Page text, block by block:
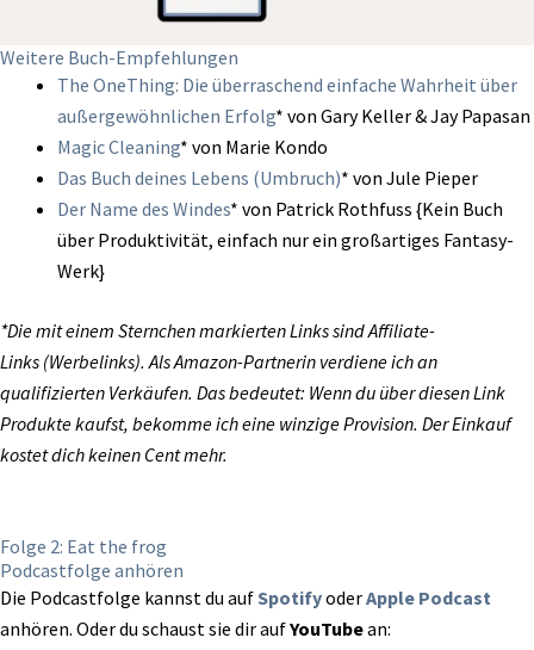
Weitere Buch-Empfehlungen
The OneThing: Die überraschend einfache Wahrheit über
außergewöhnlichen Erfolg* von Gary Keller & Jay Papasan
Magic Cleaning* von Marie Kondo
Das Buch deines Lebens (Umbruch)* von Jule Pieper
Der Name des Windes* von Patrick Rothfuss {Kein Buch
über Produktivität, einfach nur ein großartiges Fantasy-
Werk}
*Die mit einem Sternchen markierten Links sind Affiliate-
Links (Werbelinks). Als Amazon-Partnerin verdiene ich an
qualifizierten Verkäufen. Das bedeutet: Wenn du über diesen Link
Produkte kaufst, bekomme ich eine winzige Provision. Der Einkauf
kostet dich keinen Cent mehr.
Folge 2: Eat the frog
Podcastfolge anhören
Die Podcastfolge kannst du aufSpotifyoderApple Podcast
anhören. Oder du schaust sie dir aufYouTubean: